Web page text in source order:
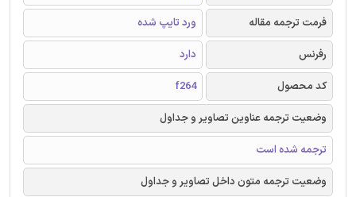
فرمت ترجمه مقاله
ورد تایپ شده
رفرنس
دارد
کد محصول
f264
وضعیت ترجمه عناوین تصاویر و جداول
ترجمه شده است
وضعیت ترجمه متون داخل تصاویر و جداول